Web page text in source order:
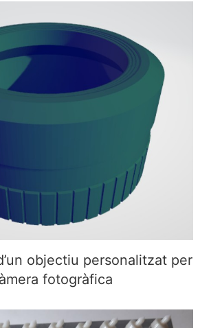
objectiu personalitzat per a
fotogràfica
objectiu personalitzat per
fotogràfica